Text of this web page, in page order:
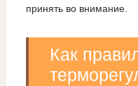
принять во внимание.
Как